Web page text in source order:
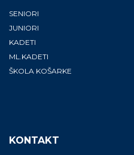
SENIORI
JUNIORI
KADETI
ML.KADETI
ŠKOLA KOŠARKE
KONTAKT